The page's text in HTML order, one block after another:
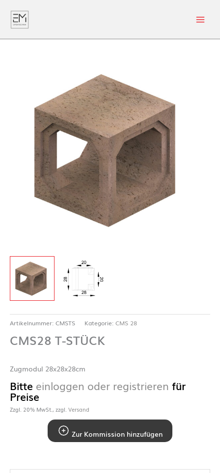
Artikelnummer: CMSTS Kategorie: CMS 28
CMS28 T-STÜCK
Zugmodul 28x28x28cm
Bitte einloggen oder registrieren für
Preise
Zzgl. 20% MwSt., zzgl. Versand
Zur Kommission hinzufügen